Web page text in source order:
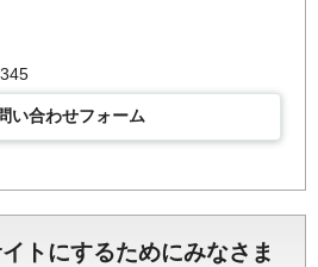
い合わせフォーム
トにするためにみなさま